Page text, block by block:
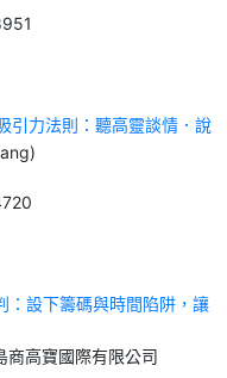
引力法則：聽高靈談情．說
：設下籌碼與時間陷阱，讓
！_喬治‧羅斯
商高寶國際有限公司